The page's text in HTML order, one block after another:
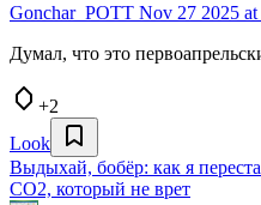
Gonchar_POTT Nov 27 2025 at
Думал, что это
+2
Look
Выдыхай, бобёр: как я
CO2, который не врет